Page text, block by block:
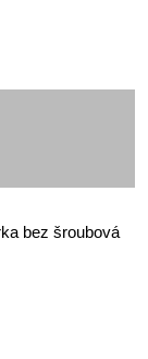
bez šroubová